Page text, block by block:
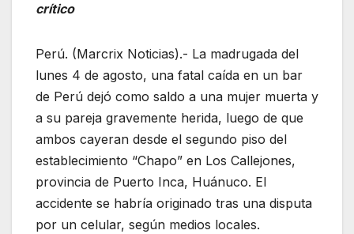
crítico
Perú. (Marcrix Noticias).- La madrugada del
lunes 4 de agosto, una fatal caída en un bar
de Perú dejó como saldo a una mujer muerta y
a su pareja gravemente herida, luego de que
ambos cayeran desde el segundo piso del
establecimiento “Chapo” en Los Callejones,
provincia de Puerto Inca, Huánuco. El
accidente se habría originado tras una disputa
por un celular, según medios locales.